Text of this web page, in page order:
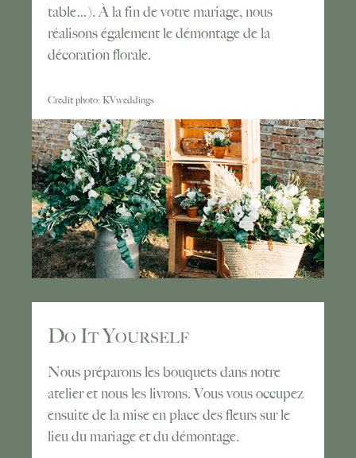
table…). À la fin de votre mariage, nous
réalisons également le démontage de la
décoration florale.
Credit photo: KVweddings
Do It Yourself
Nous préparons les bouquets dans notre
atelier et nous les livrons. Vous vous occupez
ensuite de la mise en place des fleurs sur le
lieu du mariage et du démontage.